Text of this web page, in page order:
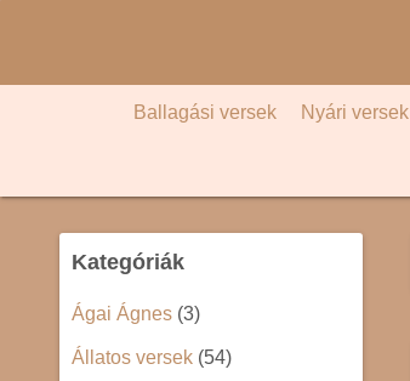
c
Ballagási versek Nyári versek
Kategóriák
Ágai Ágnes (3)
Állatos versek (54)